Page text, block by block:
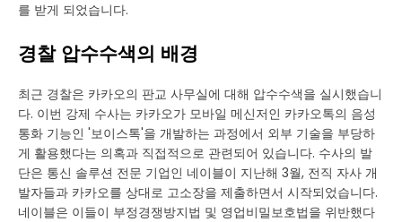
를 받게 되었습니다.
경찰 압수수색의 배경
최근 경찰은 카카오의 판교 사무실에 대해 압수수색을 실시했습니
다. 이번 강제 수사는 카카오가 모바일 메신저인 카카오톡의 음성
통화 기능인 '보이스톡'을 개발하는 과정에서 외부 기술을 부당하
게 활용했다는 의혹과 직접적으로 관련되어 있습니다. 수사의 발
단은 통신 솔루션 전문 기업인 네이블이 지난해 3월, 전직 자사 개
발자들과 카카오를 상대로 고소장을 제출하면서 시작되었습니다.
네이블은 이들이 부정경쟁방지법 및 영업비밀보호법을 위반했다